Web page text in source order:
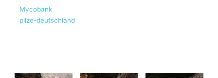
Mycobank
pilze-deutschland